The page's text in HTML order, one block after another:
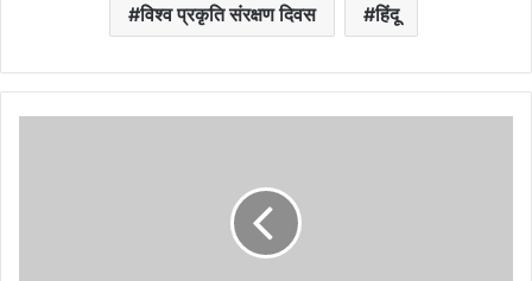
विश्व प्रकृति संरक्षण दिवस हिंदू